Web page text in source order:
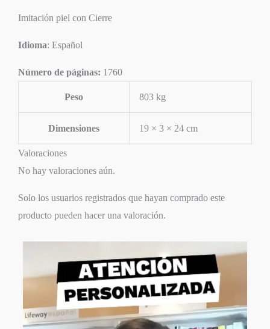
Imitación piel con Cierre
Idioma: Español
Número de páginas: 1760
Peso 803 kg
Dimensiones 19 × 3 × 24 cm
Valoraciones
No hay valoraciones aún.
Solo los usuarios registrados que hayan comprado este
producto pueden hacer una valoración.